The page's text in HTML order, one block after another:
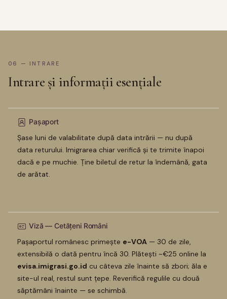
06 — INTRARE
Intrare și informații esențiale
Pașaport
Șase luni de valabilitate după data intrării — nu după
data returului. Imigrarea chiar verifică și te trimite înapoi
dacă e pe muchie. Ține biletul de retur la îndemână, gata
de arătat.
Viză — Cetățeni Români
Pașaportul românesc primește e-VOA — 30 de zile,
extensibilă o dată pentru încă 30. Plătești ~€25 online la
evisa.imigrasi.go.id cu câteva zile înainte să zbori; ăla e
site-ul real, restul sunt țepe. Reverifică regulile cu două
săptămâni înainte — se schimbă.